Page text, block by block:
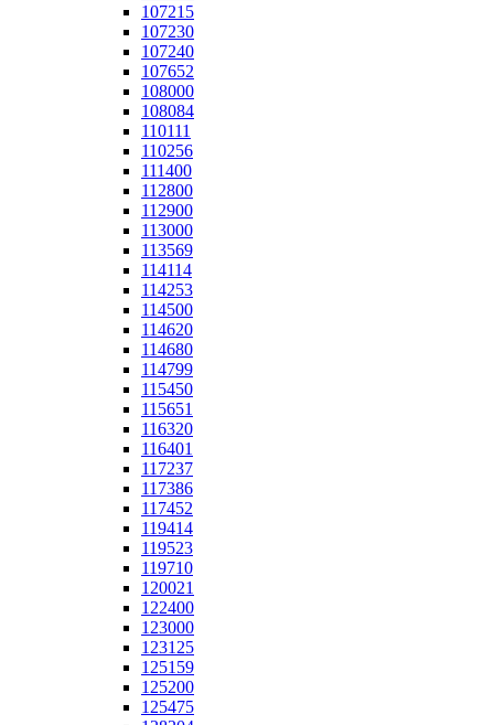
107215
107230
107240
107652
108000
108084
110111
110256
111400
112800
112900
113000
113569
114114
114253
114500
114620
114680
114799
115450
115651
116320
116401
117237
117386
117452
119414
119523
119710
120021
122400
123000
123125
125159
125200
125475